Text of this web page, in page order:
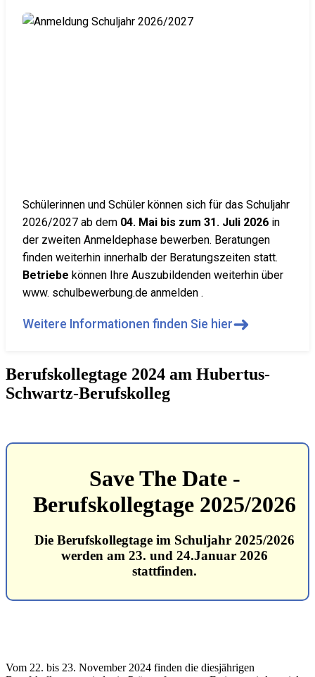
Schülerinnen und Schüler können sich für das Schuljahr
2026/2027 ab dem 04. Mai bis zum 31. Juli 2026 in
der zweiten Anmeldephase bewerben. Beratungen
finden weiterhin innerhalb der Beratungszeiten statt.
Betriebe können Ihre Auszubildenden weiterhin über
www. schulbewerbung.de anmelden .
Weitere Informationen finden Sie hier➜
Berufskollegtage 2024 am Hubertus-
Schwartz-Berufskolleg
Save The Date -
Berufskollegtage 2025/2026
Die Berufskollegtage im Schuljahr 2025/2026
werden am 23. und 24.Januar 2026
stattfinden.
Vom 22. bis 23. November 2024 finden die diesjährigen